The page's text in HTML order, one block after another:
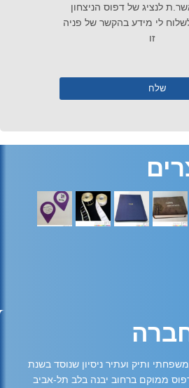
לנציג של דפוס הניצחון
לי מידע בהקשר של פניה
זו
ותיק ועתיר ניסיון שנוסד בשנת
הדפוס ממוקם ברחוב יבנה בלב תל-אביב